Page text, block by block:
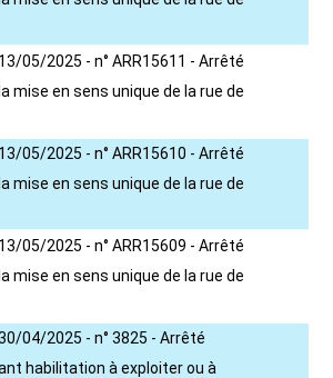
05/2025 - n° ARR15611 - Arrêté
mise en sens unique de la rue de
05/2025 - n° ARR15610 - Arrêté
mise en sens unique de la rue de
05/2025 - n° ARR15609 - Arrêté
mise en sens unique de la rue de
04/2025 - n° 3825 - Arrêté
habilitation à exploiter ou à